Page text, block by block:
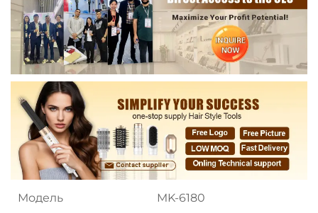
Модель MK-6180